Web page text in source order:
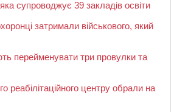
супроводжує 39 закладів освіти
затримали військового, який
перейменувати три провулки та
реабілітаційного центру обрали на